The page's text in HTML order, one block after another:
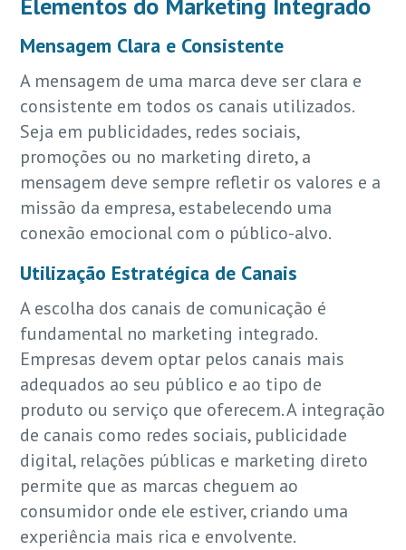
Mensagem Clara e Consistente
A mensagem de uma marca deve ser clara e
consistente em todos os canais utilizados.
Seja em publicidades, redes sociais,
promoções ou no marketing direto, a
mensagem deve sempre refletir os valores e a
missão da empresa, estabelecendo uma
conexão emocional com o público-alvo.
Utilização Estratégica de Canais
A escolha dos canais de comunicação é
fundamental no marketing integrado.
Empresas devem optar pelos canais mais
adequados ao seu público e ao tipo de
produto ou serviço que oferecem. A integração
de canais como redes sociais, publicidade
digital, relações públicas e marketing direto
permite que as marcas cheguem ao
consumidor onde ele estiver, criando uma
experiência mais rica e envolvente.